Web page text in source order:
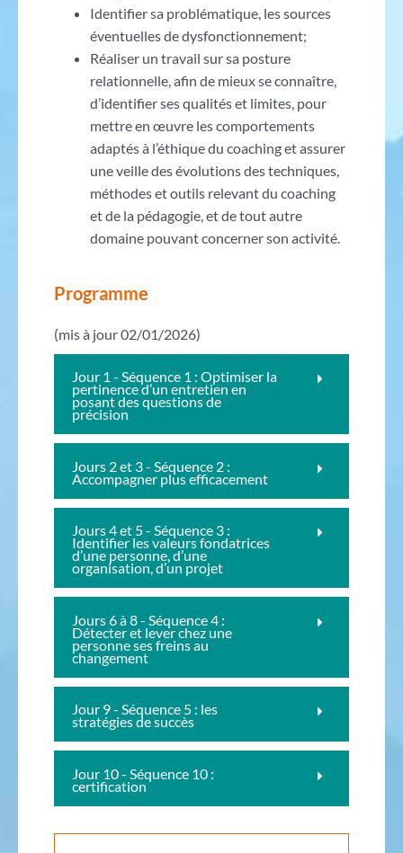
Identifier sa problématique, les sources
éventuelles de dysfonctionnement;
Réaliser un travail sur sa posture
relationnelle, afin de mieux se connaître,
d’identifier ses qualités et limites, pour
mettre en œuvre les comportements
adaptés à l’éthique du coaching et assurer
une veille des évolutions des techniques,
méthodes et outils relevant du coaching
et de la pédagogie, et de tout autre
domaine pouvant concerner son activité.
Programme
(mis à jour 02/01/2026)
Jour 1 - Séquence 1 : Optimiser la
pertinence d’un entretien en
posant des questions de
précision
Jours 2 et 3 - Séquence 2 :
Accompagner plus efficacement
Jours 4 et 5 - Séquence 3 :
Identifier les valeurs fondatrices
d’une personne, d’une
organisation, d’un projet
Jours 6 à 8 - Séquence 4 :
Détecter et lever chez une
personne ses freins au
changement
Jour 9 - Séquence 5 : les
stratégies de succès
Jour 10 - Séquence 10 :
certification